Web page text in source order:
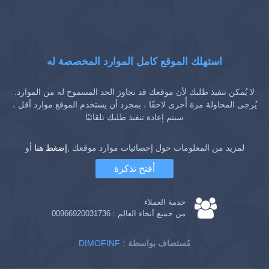
استهلك الموقع كامل الموارد المخصصة له
لا يُمكن تنفيذ طلبك لأن موقعك قد تجاوز الحد المسموح له من الموارد.
يُرجى المحاولة مرة أُخرى لاحقًا ، بمجرد أن يستخدم الموقع موارد أقل ،
سيتم إعادة تنفيذ طلبك تلقائيًا
لمزيد من المعلومات حول إحصائيات موارد موقعك ,إضغط هنا أو
أفتح تذكرة
خدمة العملاء
من جميع أنحاء العالم : 00966920031736
DIMOFINF : مُستضاف بواسطة